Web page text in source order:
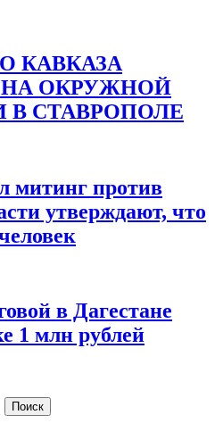
КАВКАЗА
НА ОКРУЖНОЙ
СТАВРОПОЛЕ
митинг против
утверждают, что
в Дагестане
1 млн рублей
Поиск